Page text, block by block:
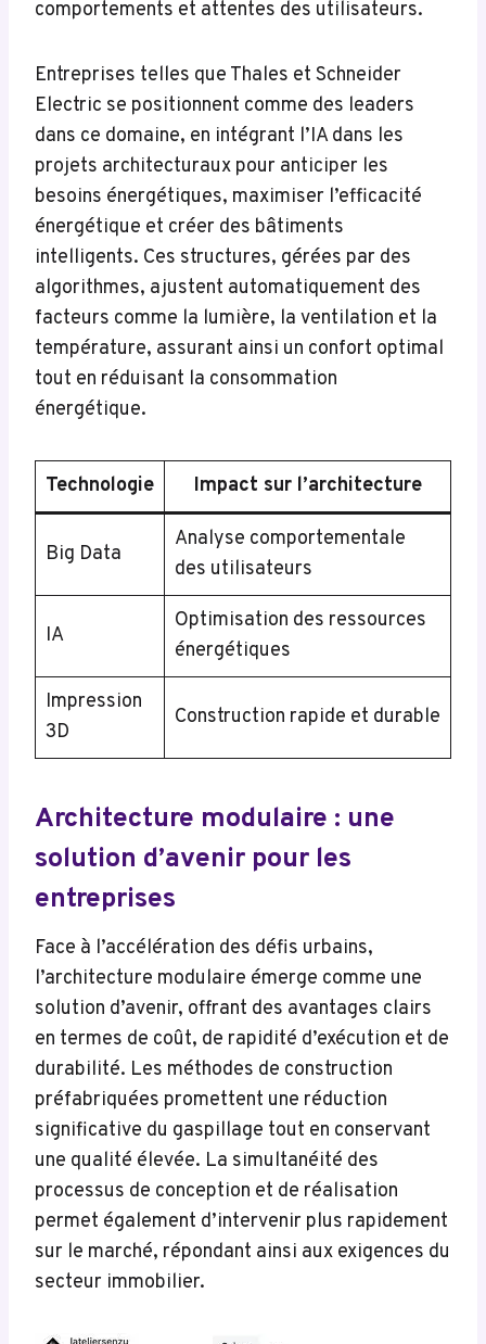
comportements et attentes des utilisateurs.
Entreprises telles que Thales et Schneider
Electric se positionnent comme des leaders
dans ce domaine, en intégrant l’IA dans les
projets architecturaux pour anticiper les
besoins énergétiques, maximiser l’efficacité
énergétique et créer des bâtiments
intelligents. Ces structures, gérées par des
algorithmes, ajustent automatiquement des
facteurs comme la lumière, la ventilation et la
température, assurant ainsi un confort optimal
tout en réduisant la consommation
énergétique.
Technologie Impact sur l’architecture
Big Data
Analyse comportementale
des utilisateurs
IA
Optimisation des ressources
énergétiques
Impression
3D
Construction rapide et durable
Architecture modulaire : une
solution d’avenir pour les
entreprises
Face à l’accélération des défis urbains,
l’architecture modulaire émerge comme une
solution d’avenir, offrant des avantages clairs
en termes de coût, de rapidité d’exécution et de
durabilité. Les méthodes de construction
préfabriquées promettent une réduction
significative du gaspillage tout en conservant
une qualité élevée. La simultanéité des
processus de conception et de réalisation
permet également d’intervenir plus rapidement
sur le marché, répondant ainsi aux exigences du
secteur immobilier.